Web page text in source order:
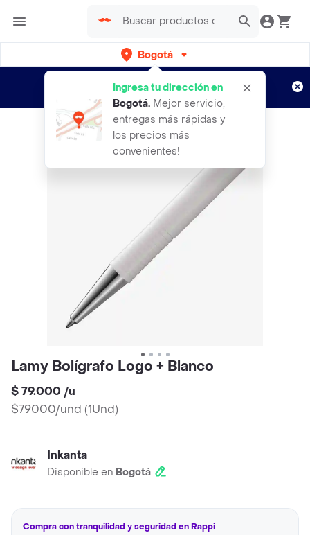
Bogotá
Ingresa tu dirección en
Bogotá. Mejor servicio,
entregas más rápidas y
los precios más
convenientes!
envíos gratis por semanas
Aplican TyC
Lamy Bolígrafo Logo + Blanco
$ 79.000 /u
$79000/und (1Und)
Inkanta
Disponible en Bogotá
Compra con tranquilidad y seguridad en Rappi